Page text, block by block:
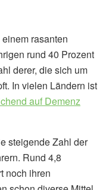
rasanten
rund 40 Prozent
derer, die sich um
In vielen Ländern ist
auf Demenz
steigende Zahl der
Rund 4,8
noch ihren